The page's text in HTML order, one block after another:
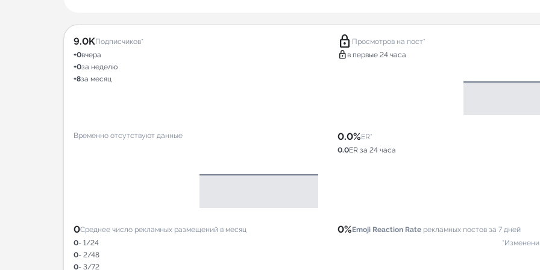
9.0KПодписчиков*
+0вчера
+0за неделю
+8за месяц
lock Просмотров на пост*
lock в первые 24 часа
Временно отсутствуют данные 0.0%ER*
0.0ER за 24 часа
0Среднее число рекламных размещений в месяц
0- 1/24
0- 2/48
0- 3/72
0%Emoji Reaction Rate рекламных постов за 7 дней